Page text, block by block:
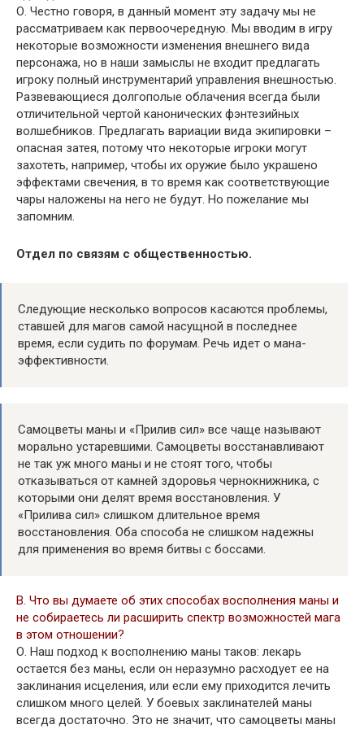
О. Честно говоря, в данный момент эту задачу мы не
рассматриваем как первоочередную. Мы вводим в игру
некоторые возможности изменения внешнего вида
персонажа, но в наши замыслы не входит предлагать
игроку полный инструментарий управления внешностью.
Развевающиеся долгополые облачения всегда были
отличительной чертой канонических фэнтезийных
волшебников. Предлагать вариации вида экипировки –
опасная затея, потому что некоторые игроки могут
захотеть, например, чтобы их оружие было украшено
эффектами свечения, в то время как соответствующие
чары наложены на него не будут. Но пожелание мы
запомним.
Отдел по связям с общественностью.
Следующие несколько вопросов касаются проблемы,
ставшей для магов самой насущной в последнее
время, если судить по форумам. Речь идет о мана-
эффективности.
Самоцветы маны и «Прилив сил» все чаще называют
морально устаревшими. Самоцветы восстанавливают
не так уж много маны и не стоят того, чтобы
отказываться от камней здоровья чернокнижника, с
которыми они делят время восстановления. У
«Прилива сил» слишком длительное время
восстановления. Оба способа не слишком надежны
для применения во время битвы с боссами.
В. Что вы думаете об этих способах восполнения маны и
не собираетесь ли расширить спектр возможностей мага
в этом отношении?
О. Наш подход к восполнению маны таков: лекарь
остается без маны, если он неразумно расходует ее на
заклинания исцеления, или если ему приходится лечить
слишком много целей. У боевых заклинателей маны
всегда достаточно. Это не значит, что самоцветы маны